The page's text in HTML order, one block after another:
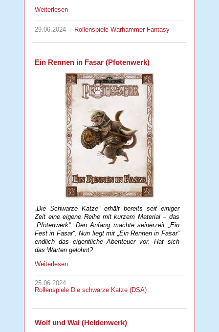
Weiterlesen
29.06.2024 RollenspieleWarhammer Fantasy
Ein Rennen in Fasar (Pfotenwerk)
„Die Schwarze Katze“ erhält bereits seit einiger
Zeit eine eigene Reihe mit kurzem Material – das
„Pfotenwerk“. Den Anfang machte seinerzeit „Ein
Fest in Fasar“. Nun liegt mit „Ein Rennen in Fasar“
endlich das eigentliche Abenteuer vor. Hat sich
das Warten gelohnt?
Weiterlesen
25.06.2024
Rollenspiele Die schwarze Katze (DSA)
Wolf und Wal (Heldenwerk)